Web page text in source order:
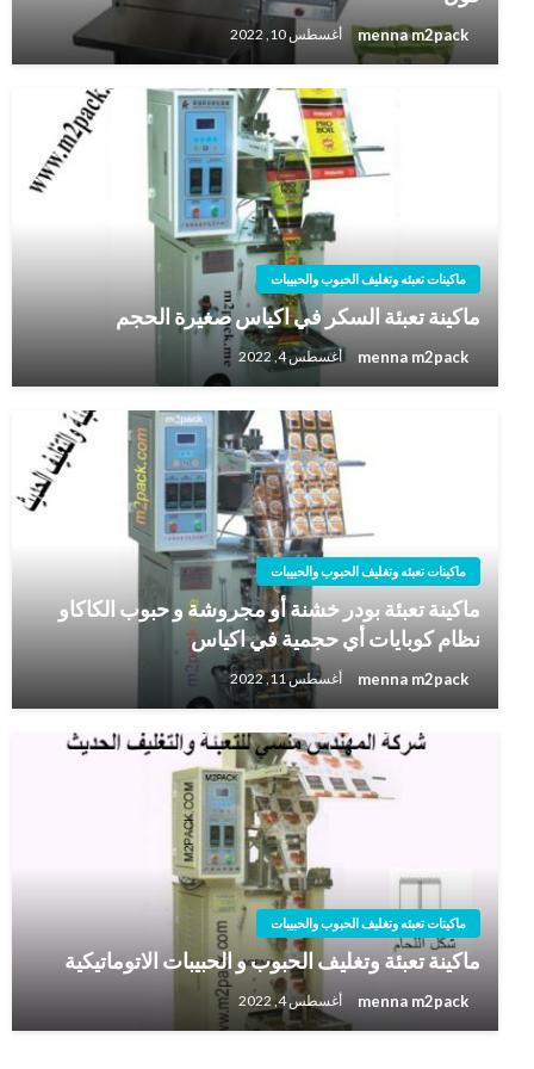
menna m2pack أغسطس 10, 2022
ماكينات تعبئه وتغليف الحبوب والحبيبات
ماكينة تعبئة السكر في اكياس صغيرة الحجم
menna m2pack أغسطس 4, 2022
ماكينات تعبئه وتغليف الحبوب والحبيبات
ماكينة تعبئة بودر خشنة أو مجروشة و حبوب الكاكاو
نظام كوبايات أي حجمية في اكياس
menna m2pack أغسطس 11, 2022
ماكينات تعبئه وتغليف الحبوب والحبيبات
ماكينة تعبئة وتغليف الحبوب و الحبيبات الاتوماتيكية
menna m2pack أغسطس 4, 2022